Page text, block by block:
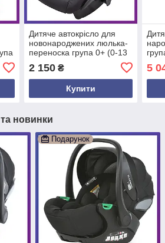
Дитяче автокрісло для
новонароджених люлька-
переноска група 0+ (0-13
2 150₴
Купити
5
та новинки
Подарунок